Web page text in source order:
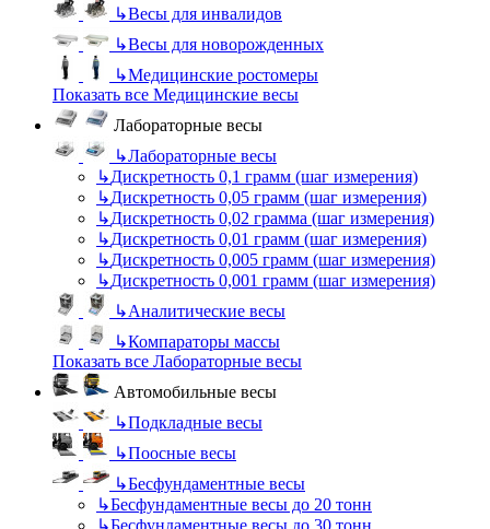
↳Весы для инвалидов
↳Весы для новорожденных
↳Медицинские ростомеры
Показать все Медицинские весы
Лабораторные весы
↳Лабораторные весы
↳Дискретность 0,1 грамм (шаг измерения)
↳Дискретность 0,05 грамм (шаг измерения)
↳Дискретность 0,02 грамма (шаг измерения)
↳Дискретность 0,01 грамм (шаг измерения)
↳Дискретность 0,005 грамм (шаг измерения)
↳Дискретность 0,001 грамм (шаг измерения)
↳Аналитические весы
↳Компараторы массы
Показать все Лабораторные весы
Автомобильные весы
↳Подкладные весы
↳Поосные весы
↳Бесфундаментные весы
↳Бесфундаментные весы до 20 тонн
↳Бесфундаментные весы до 30 тонн